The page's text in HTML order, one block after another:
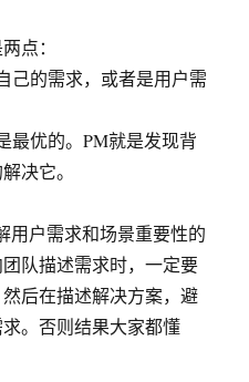
点：
己的需求，或者是用户需
最优的。PM就是发现背
决它。
用户需求和场景重要性的
队描述需求时，一定要
后在描述解决方案，避
。否则结果大家都懂